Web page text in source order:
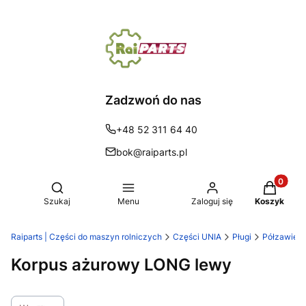
Zadzwoń do nas
+48 52 311 64 40
bok@raiparts.pl
Otwórz wyszukiwarkę
Szukaj Menu Zaloguj się Koszyk
Raiparts | Części do maszyn rolniczych Części UNIA Pługi
Korpus ażurowy LONG lewy